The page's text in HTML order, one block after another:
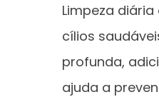
Limpeza
cílios
profunda,
ajuda a